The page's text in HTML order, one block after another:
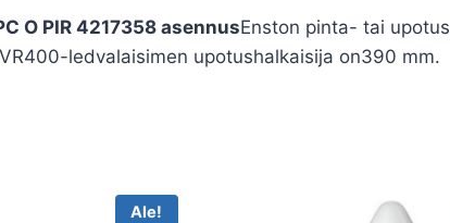
O PIR 4217358 asennusEnston pinta- tai
ledvalaisimen upotushalkaisija on390 mm.
Ale!